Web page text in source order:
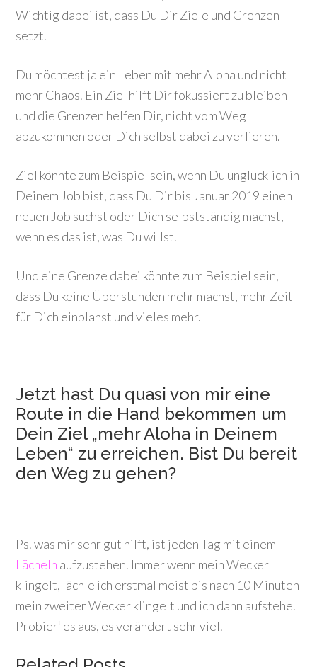
Wichtig dabei ist, dass Du Dir Ziele und Grenzen
setzt.
Du möchtest ja ein Leben mit mehr Aloha und nicht
mehr Chaos. Ein Ziel hilft Dir fokussiert zu bleiben
und die Grenzen helfen Dir, nicht vom Weg
abzukommen oder Dich selbst dabei zu verlieren.
Ziel könnte zum Beispiel sein, wenn Du unglücklich in
Deinem Job bist, dass Du Dir bis Januar 2019 einen
neuen Job suchst oder Dich selbstständig machst,
wenn es das ist, was Du willst.
Und eine Grenze dabei könnte zum Beispiel sein,
dass Du keine Überstunden mehr machst, mehr Zeit
für Dich einplanst und vieles mehr.
Jetzt hast Du quasi von mir eine
Route in die Hand bekommen um
Dein Ziel „mehr Aloha in Deinem
Leben“ zu erreichen. Bist Du bereit
den Weg zu gehen?
Ps. was mir sehr gut hilft, ist jeden Tag mit einem
Lächeln aufzustehen. Immer wenn mein Wecker
klingelt, lächle ich erstmal meist bis nach 10 Minuten
mein zweiter Wecker klingelt und ich dann aufstehe.
Probier‘ es aus, es verändert sehr viel.